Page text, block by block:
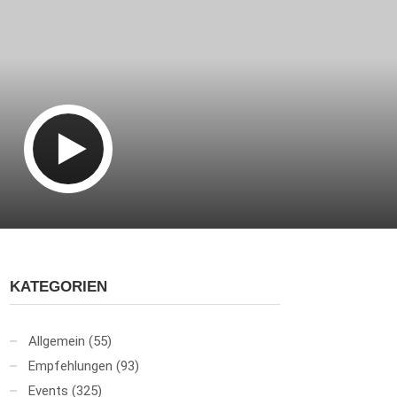
KATEGORIEN
Allgemein (55)
Empfehlungen (93)
Events (325)